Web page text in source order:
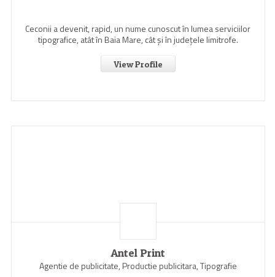
Ceconii a devenit, rapid, un nume cunoscut în lumea serviciilor
tipografice, atât în Baia Mare, cât şi în judeţele limitrofe.
View Profile
Antel Print
Agentie de publicitate, Productie publicitara, Tipografie